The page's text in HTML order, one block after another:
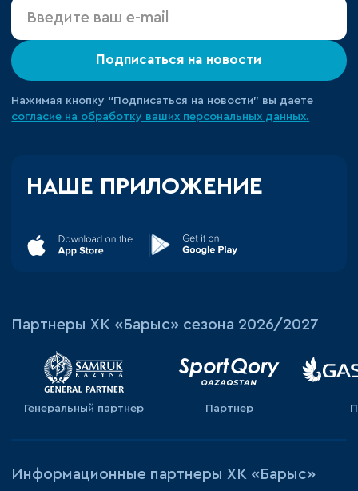
Подписаться на новости
Нажимая кнопку “Подписаться на новости” вы даете
согласие на обработку ваших персональных данных.
НАШЕ ПРИЛОЖЕНИЕ
Партнеры ХК «Барыс» сезона 2026/2027
Генеральный партнер Партнер
Информационные партнеры ХК «Барыс»